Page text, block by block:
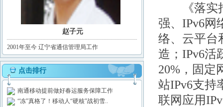
赵子元
2001年至今 辽宁省通信管理局工作
点击排行
南通移动提前做好春运服务保障工作
“冻”真格了！移动人“硬核”战初雪..
《落实措
强、IPv6网
络、云平台
造；IPv6活
20%，固定
站IPv6支持
联网应用